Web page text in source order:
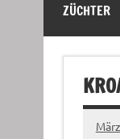
ZÜCHTER